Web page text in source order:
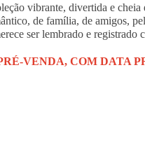
vibrante, divertida e cheia
de família, de amigos,
ser lembrado e registrado
VENDA, COM DATA